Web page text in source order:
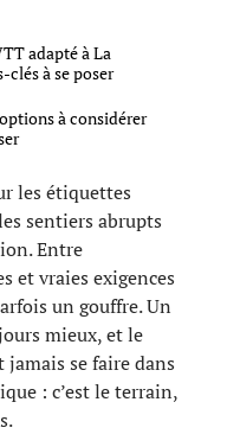
adapté à La
clés à se poser
à considérer
les étiquettes
sentiers abrupts
Entre
et vraies exigences
un gouffre. Un
mieux, et le
se faire dans
: c’est le terrain,